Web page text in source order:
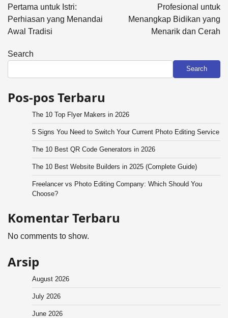
Pertama untuk Istri:
Perhiasan yang Menandai
Awal Tradisi
Profesional untuk
Menangkap Bidikan yang
Menarik dan Cerah
Search
Search
Pos-pos Terbaru
The 10 Top Flyer Makers in 2026
5 Signs You Need to Switch Your Current Photo Editing Service
The 10 Best QR Code Generators in 2026
The 10 Best Website Builders in 2025 (Complete Guide)
Freelancer vs Photo Editing Company: Which Should You
Choose?
Komentar Terbaru
No comments to show.
Arsip
August 2026
July 2026
June 2026